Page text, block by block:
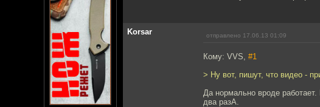
Korsar отправлено 17.06.13 01:09
Кому: VVS, #1
> Ну вот, пишут, что видео -
Да нормально вроде
два разА.